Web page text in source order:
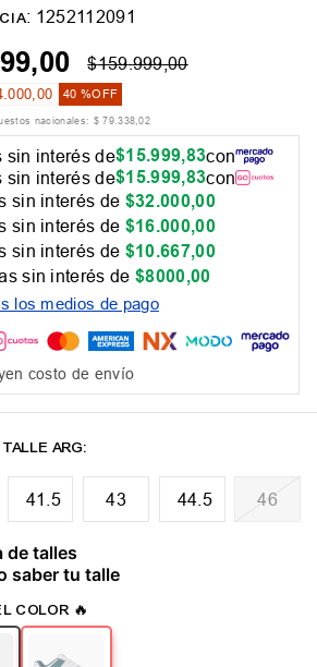
: 1252112091
,00 $159.999,00
.000,00 40 %OFF
nacionales: $ 79.338,02
sin interés de$15.999,83con
sin interés de$15.999,83con
sin interés de $32.000,00
sin interés de $16.000,00
sin interés de $10.667,00
sin interés de$8000,00
los medios de pago
costo de envío
41.5 43 44.5 46
de talles
saber tu talle